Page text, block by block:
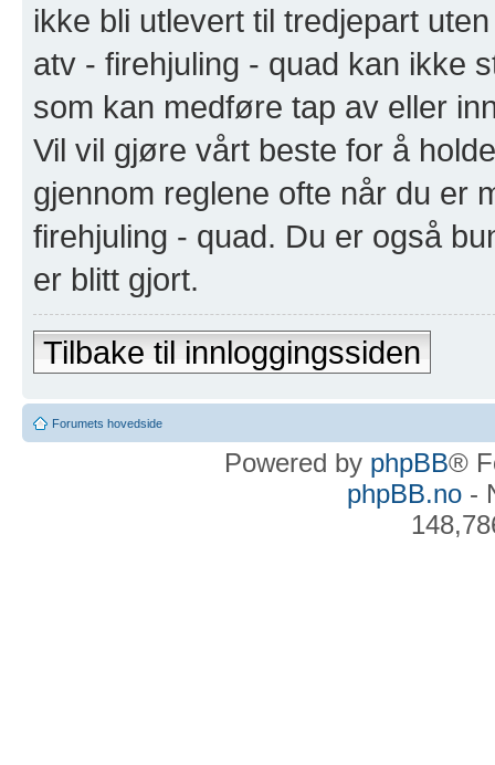
ikke bli utlevert til tredjepart
atv - firehjuling - quad kan ikke
som kan medføre tap av eller
Vil vil gjøre vårt beste for å
gjennom reglene ofte når du er
firehjuling - quad. Du er også
er blitt gjort.
Tilbake til innloggingssiden
Forumets hovedside
Powered by phpBB®
phpBB.no-